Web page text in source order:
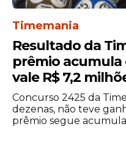
Timemania
Resultado da
prêmio
vale R$ 7,2
Concurso 2425 da
dezenas, não teve
prêmio segue